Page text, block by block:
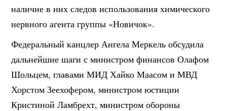
наличие в них следов использования химического
нервного агента группы «Новичок».
Федеральный канцлер Ангела Меркель обсудила
дальнейшие шаги с министром финансов Олафом
Шольцем, главами МИД Хайко Маасом и МВД
Хорстом Зеехофером, министром юстиции
Кристиной Ламбрехт, министром обороны